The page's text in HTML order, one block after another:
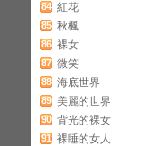
84 紅花
85 秋楓
86 裸女
87 微笑
88 海底世界
89 美麗的世界
90 背光的裸女
91 裸睡的女人